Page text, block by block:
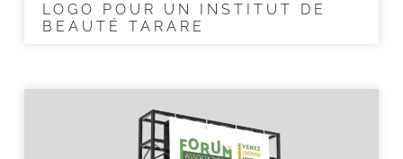
LOGO POUR UN INSTITUT DE
BEAUTÉ TARARE